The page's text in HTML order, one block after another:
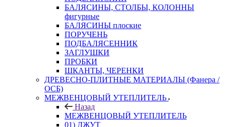
БАЛЯСИНЫ, СТОЛБЫ, КОЛОННЫ
фигурные
БАЛЯСИНЫ плоские
ПОРУЧЕНЬ
ПОДБАЛЯСЕННИК
ЗАГЛУШКИ
ПРОБКИ
ШКАНТЫ, ЧЕРЕНКИ
ДРЕВЕСНО-ПЛИТНЫЕ МАТЕРИАЛЫ (Фанера /
ОСБ)
МЕЖВЕНЦОВЫЙ УТЕПЛИТЕЛЬ
Назад
МЕЖВЕНЦОВЫЙ УТЕПЛИТЕЛЬ
01) ДЖУТ